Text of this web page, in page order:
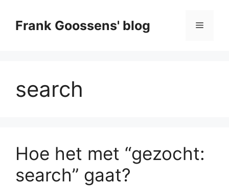
contentFrank Goossens' blog Menu
search
Hoe het met “gezocht:
search” gaat?